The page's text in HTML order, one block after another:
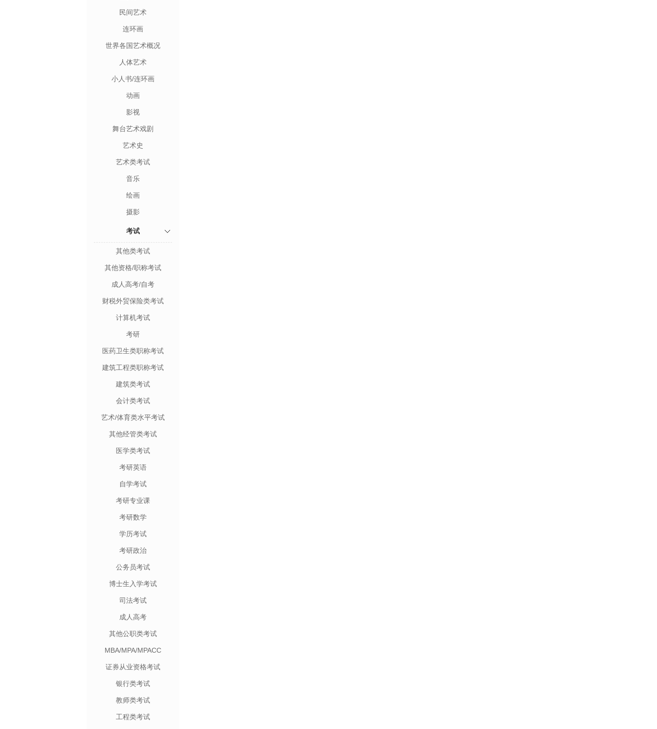
民间艺术
连环画
世界各国艺术概况
人体艺术
小人书/连环画
动画
影视
舞台艺术戏剧
艺术史
艺术类考试
音乐
绘画
摄影
考试
其他类考试
其他资格/职称考试
成人高考/自考
财税外贸保险类考试
计算机考试
考研
医药卫生类职称考试
建筑工程类职称考试
建筑类考试
会计类考试
艺术/体育类水平考试
其他经管类考试
医学类考试
考研英语
自学考试
考研专业课
考研数学
学历考试
考研政治
公务员考试
博士生入学考试
司法考试
成人高考
其他公职类考试
MBA/MPA/MPACC
证券从业资格考试
银行类考试
教师类考试
工程类考试